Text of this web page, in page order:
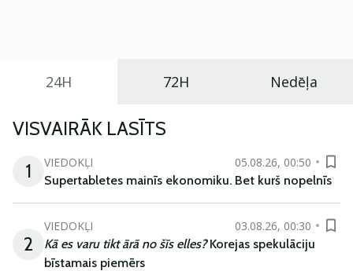
24H 72H Nedēļa
VISVAIRĀK LASĪTS
1
VIEDOKĻI
05.08.26, 00:50
Supertabletes mainīs ekonomiku. Bet kurš nopelnīs
2
VIEDOKĻI
03.08.26, 00:30
Kā es varu tikt ārā no šīs elles?Korejas spekulāciju
bīstamais piemērs